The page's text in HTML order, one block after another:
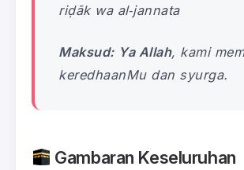
riḍāk wa al‑jannata
Maksud: Ya Allah, kami
keredhaanMu dan syurga.
Gambaran Keseluruhan